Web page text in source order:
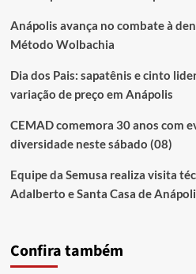
Anápolis avança no combate à
Método Wolbachia
Dia dos Pais: sapatênis e cinto
variação de preço em Anápolis
CEMAD comemora 30 anos com
diversidade neste sábado (08)
Equipe da Semusa realiza visita
Adalberto e Santa Casa de
Confira também